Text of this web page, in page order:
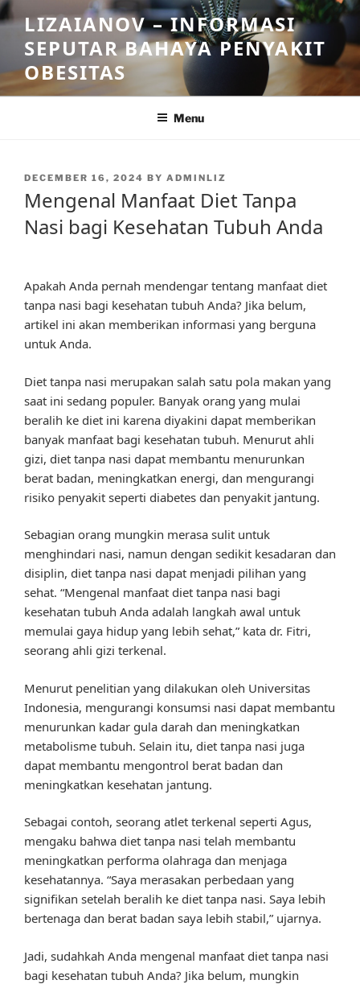
Skip
to
content
LIZAIANOV – INFORMASI
SEPUTAR BAHAYA PENYAKIT
OBESITAS
Menu
POSTED
DECEMBER 16, 2024 BY ADMINLIZ
Mengenal Manfaat Diet Tanpa
Nasi bagi Kesehatan Tubuh Anda
Apakah Anda pernah mendengar tentang manfaat diet
tanpa nasi bagi kesehatan tubuh Anda? Jika belum,
artikel ini akan memberikan informasi yang berguna
untuk Anda.
Diet tanpa nasi merupakan salah satu pola makan yang
saat ini sedang populer. Banyak orang yang mulai
beralih ke diet ini karena diyakini dapat memberikan
banyak manfaat bagi kesehatan tubuh. Menurut ahli
gizi, diet tanpa nasi dapat membantu menurunkan
berat badan, meningkatkan energi, dan mengurangi
risiko penyakit seperti diabetes dan penyakit jantung.
Sebagian orang mungkin merasa sulit untuk
menghindari nasi, namun dengan sedikit kesadaran dan
disiplin, diet tanpa nasi dapat menjadi pilihan yang
sehat. “Mengenal manfaat diet tanpa nasi bagi
kesehatan tubuh Anda adalah langkah awal untuk
memulai gaya hidup yang lebih sehat,” kata dr. Fitri,
seorang ahli gizi terkenal.
Menurut penelitian yang dilakukan oleh Universitas
Indonesia, mengurangi konsumsi nasi dapat membantu
menurunkan kadar gula darah dan meningkatkan
metabolisme tubuh. Selain itu, diet tanpa nasi juga
dapat membantu mengontrol berat badan dan
meningkatkan kesehatan jantung.
Sebagai contoh, seorang atlet terkenal seperti Agus,
mengaku bahwa diet tanpa nasi telah membantu
meningkatkan performa olahraga dan menjaga
kesehatannya. “Saya merasakan perbedaan yang
signifikan setelah beralih ke diet tanpa nasi. Saya lebih
bertenaga dan berat badan saya lebih stabil,” ujarnya.
Jadi, sudahkah Anda mengenal manfaat diet tanpa nasi
bagi kesehatan tubuh Anda? Jika belum, mungkin